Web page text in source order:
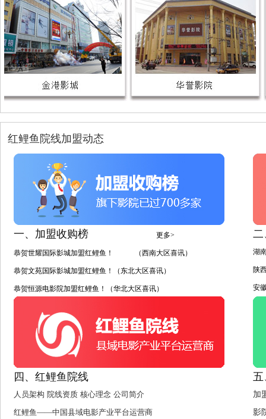
红鲤鱼院线加盟动态
一、加盟收购榜 更多>
恭贺世耀国际影城加盟红鲤鱼！ （西南大区喜讯）
恭贺文苑国际影城加盟红鲤鱼！（东北大区喜讯）
恭贺恒源电影院加盟红鲤鱼！（华北大区喜讯）
二
湖
陕
安
四、红鲤鱼院线
人员架构 院线资质 核心理念 公司简介
红鲤鱼——中国县域电影产业平台运营商
五
加
影